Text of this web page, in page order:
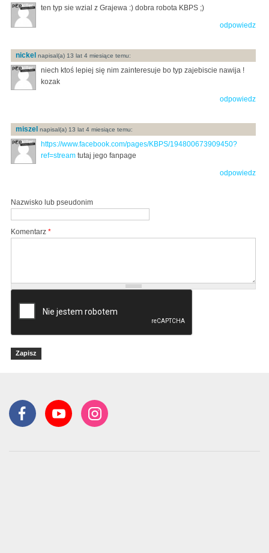
ten typ sie wzial z Grajewa :) dobra robota KBPS ;)
odpowiedz
nickel napisal(a) 13 lat 4 miesiące temu:
niech ktoś lepiej się nim zainteresuje bo typ zajebiscie nawija !
kozak
odpowiedz
miszel napisal(a) 13 lat 4 miesiące temu:
https://www.facebook.com/pages/KBPS/194800673909450?
ref=stream tutaj jego fanpage
odpowiedz
Nazwisko lub pseudonim
Komentarz *